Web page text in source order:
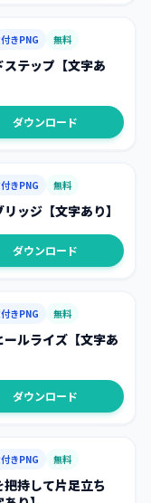
きPNG 無料
ステップ【文字あ
ダウンロード
きPNG 無料
ッジ【文字あり】
ダウンロード
きPNG 無料
ールライズ【文字あ
ダウンロード
きPNG 無料
把持して片足立ち